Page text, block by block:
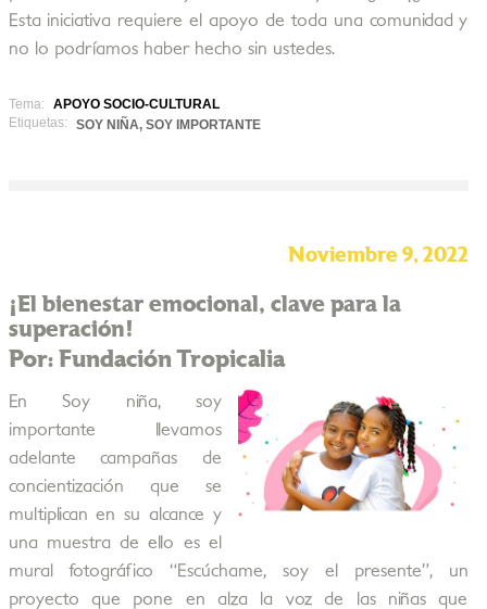
Esta iniciativa requiere el apoyo de toda una comunidad y
no lo podríamos haber hecho sin ustedes.
Tema:
APOYO SOCIO-CULTURAL
Etiquetas:
SOY NIÑA, SOY IMPORTANTE
Noviembre 9, 2022
¡El bienestar emocional, clave para la
superación!
Por: Fundación Tropicalia
En Soy niña, soy
importante llevamos
adelante campañas de
concientización que se
multiplican en su alcance y
una muestra de ello es el
mural fotográfico “Escúchame, soy el presente”, un
proyecto que pone en alza la voz de las niñas que